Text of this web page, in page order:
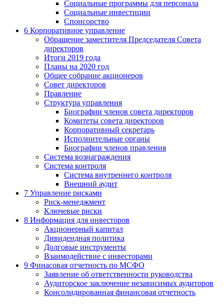
Социальные программы для персонала
Социальные инвестиции
Спонсорство
6 Корпоративное управление
Обращение заместителя Председателя Совета
директоров
Итоги 2019 года
Планы на 2020 год
Общее собрание акционеров
Совет директоров
Правление
Структура управления
Биографии членов совета директоров
Комитеты совета директоров
Корпоративный секретарь
Исполнительные органы
Биографии членов правления
Система вознаграждения
Система контроля
Система внутреннего контроля
Внешний аудит
7 Управление рисками
Риск-менеджмент
Ключевые риски
8 Информация для инвесторов
Акционерный капитал
Дивидендная политика
Долговые инструменты
Взаимодействие с инвеcторами
9 Финасовая отчетность по МСФО
Заявление об ответственности руководства
Аудиторское заключение независимых аудиторов
Консолидированная финансовая отчетность